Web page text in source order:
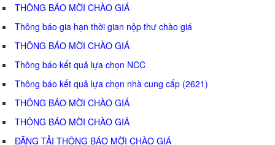
THÔNG BÁO MỜI CHÀO GIÁ
Thông báo gia hạn thời gian nộp thư chào giá
THÔNG BÁO MỜI CHÀO GIÁ
Thông báo kết quả lựa chọn NCC
Thông báo kết quả lựa chọn nhà cung cấp (2621)
THÔNG BÁO MỜI CHÀO GIÁ
THÔNG BÁO MỜI CHÀO GIÁ
ĐĂNG TẢI THÔNG BÁO MỜI CHÀO GIÁ